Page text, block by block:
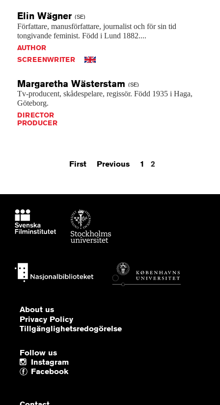
Elin Wägner (SE)
Författare, manusförfattare, journalist och för sin tid
tongivande feminist. Född i Lund 1882....
AUTHOR
SCREENWRITER
Margaretha Wästerstam (SE)
Tv-producent, skådespelare, regissör. Född 1935 i Haga,
Göteborg.
DIRECTOR
PRODUCER
First Previous 1 2
About us
Privacy Policy
Tillgänglighetsredogörelse
Follow us
Instagram
Facebook